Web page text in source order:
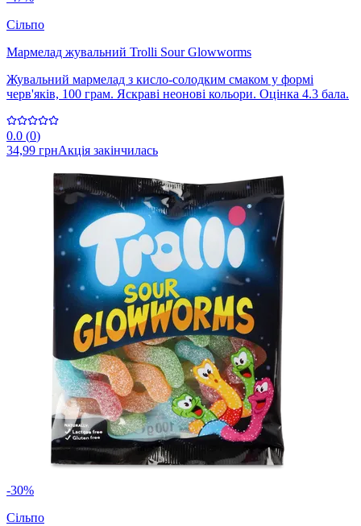
Сільпо
Мармелад жувальний Trolli Sour Glowworms
Жувальний мармелад з кисло-солодким смаком у формі
черв'яків, 100 грам. Яскраві неонові кольори. Оцінка 4.3 бала.
0.0 (0)
34,99 грнАкція закінчилась
-30%
Сільпо